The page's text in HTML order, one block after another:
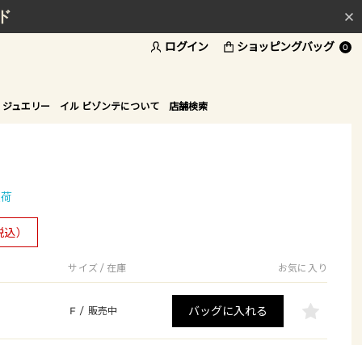
ログイン ショッピングバッグ 0
ュエリー イル ビゾンテについて 店舗検索
）
サイズ / 在庫 お気に入り
F / 販売中 バッグに入れる